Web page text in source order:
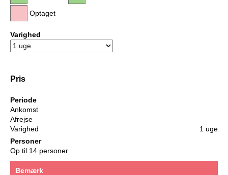
Optaget
Varighed
Pris
Periode
Ankomst
Afrejse
Varighed
1 uge
Personer
Op til 14 personer
Bemærk